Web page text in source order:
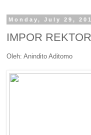
Monday, July 29,
IMPOR
Oleh: Anindito Aditomo